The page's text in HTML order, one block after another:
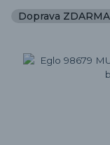
Doprava ZDARMA